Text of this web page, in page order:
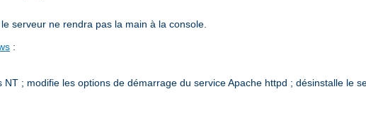
serveur ne rendra pas la main à la console.
:
; modifie les options de démarrage du service Apache httpd ; désinstalle le